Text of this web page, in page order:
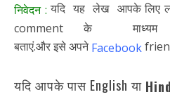
निवेदन : यदि यह लेख आपके लिए
comment के
बताएं.और इसे अपनेFacebook
यदि आपके पास English या